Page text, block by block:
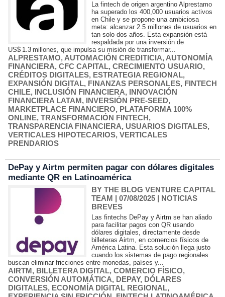
La fintech de origen argentino Alprestamo
ha superado los 400,000 usuarios activos
en Chile y se propone una ambiciosa
meta: alcanzar 2.5 millones de usuarios en
tan solo dos años. Esta expansión está
respaldada por una inversión de
US$ 1.3 millones, que impulsa su misión de transformar...
ALPRESTAMO, AUTOMACIÓN CREDITICIA, AUTONOMÍA
FINANCIERA, CFC CAPITAL, CRECIMIENTO USUARIO,
CRÉDITOS DIGITALES, ESTRATEGIA REGIONAL,
EXPANSIÓN DIGITAL, FINANZAS PERSONALES, FINTECH
CHILE, INCLUSIÓN FINANCIERA, INNOVACIÓN
FINANCIERA LATAM, INVERSIÓN PRE‑SEED,
MARKETPLACE FINANCIERO, PLATAFORMA 100%
ONLINE, TRANSFORMACIÓN FINTECH,
TRANSPARENCIA FINANCIERA, USUARIOS DIGITALES,
VERTICALES HIPOTECARIOS, VERTICALES
PRENDARIOS
DePay y Airtm permiten pagar con dólares digitales
mediante QR en Latinoamérica
BY THE BLOG VENTURE CAPITAL
TEAM | 07/08/2025 | NOTICIAS
BREVES
Las fintechs DePay y Airtm se han aliado
para facilitar pagos con QR usando
dólares digitales, directamente desde
billeteras Airtm, en comercios físicos de
América Latina. Esta solución llega justo
cuando los sistemas de pago regionales
buscan eliminar fricciones entre monedas, países y...
AIRTM, BILLETERA DIGITAL, COMERCIO FÍSICO,
CONVERSIÓN AUTOMÁTICA, DEPAY, DÓLARES
DIGITALES, ECONOMÍA DIGITAL REGIONAL,